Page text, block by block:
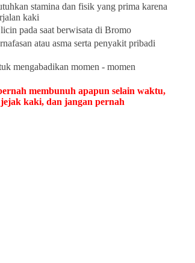
stamina dan fisik yang prima karena
kaki
pada saat berwisata di Bromo
atau asma serta penyakit pribadi
mengabadikan momen - momen
membunuh apapun selain waktu,
kaki, dan jangan pernah